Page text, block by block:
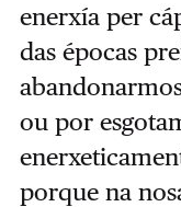
enerxía per
das épocas
ou por
porque na